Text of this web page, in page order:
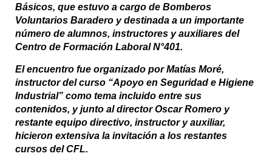
Básicos, que estuvo a cargo de Bomberos
Voluntarios Baradero y destinada a un importante
número de alumnos, instructores y auxiliares del
Centro de Formación Laboral N°401.
El encuentro fue organizado por Matías Moré,
instructor del curso “Apoyo en Seguridad e Higiene
Industrial” como tema incluido entre sus
contenidos, y junto al director Oscar Romero y
restante equipo directivo, instructor y auxiliar,
hicieron extensiva la invitación a los restantes
cursos delCFL.